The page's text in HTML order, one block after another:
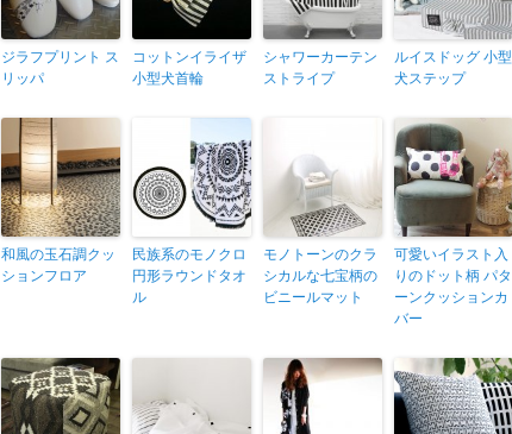
ジラフプリント ス
リッパ
コットンイライザ
小型犬首輪
シャワーカーテン
ストライプ
ルイスドッグ 小型
犬ステップ
和風の玉石調クッ
ションフロア
民族系のモノクロ
円形ラウンドタオ
ル
モノトーンのクラ
シカルな七宝柄の
ビニールマット
可愛いイラスト入
りのドット柄 パタ
ーンクッションカ
バー